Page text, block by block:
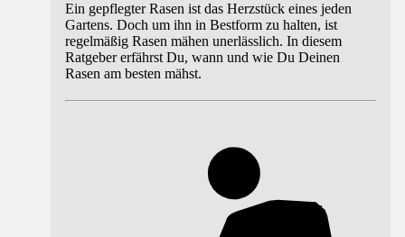
Ein gepflegter Rasen ist das Herzstück eines jeden
Gartens. Doch um ihn in Bestform zu halten, ist
regelmäßig Rasen mähen unerlässlich. In diesem
Ratgeber erfährst Du, wann und wie Du Deinen
Rasen am besten mähst.